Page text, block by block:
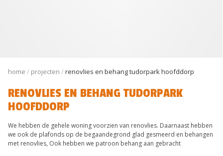
home projecten renovlies en behang tudorpark hoofddorp
RENOVLIES EN BEHANG TUDORPARK
HOOFDDORP
We hebben de gehele woning voorzien van renovlies. Daarnaast hebben
we ook de plafonds op de begaandegrond glad gesmeerd en behangen
met renovlies, Ook hebben we patroon behang aan gebracht